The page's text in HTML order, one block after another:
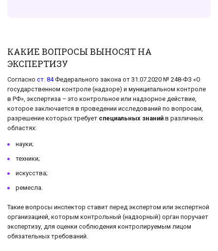
КАКИЕ ВОПРОСЫ ВЫНОСЯТ НА
ЭКСПЕРТИЗУ
Согласно ст. 84Федерального закона от 31.07.2020 № 248-ФЗ «О
государственном контроле (надзоре) и муниципальном контроле
в РФ», экспертиза – это контрольное или надзорное действие,
которое заключается в проведении исследований по вопросам,
разрешение которых требует специальных знаний в различных
областях:
науки;
техники;
искусства;
ремесла.
Такие вопросы инспектор ставит перед экспертом или экспертной
организацией, которым контрольный (надзорный) орган поручает
экспертизу, для оценки соблюдения контролируемым лицом
обязательных требований.